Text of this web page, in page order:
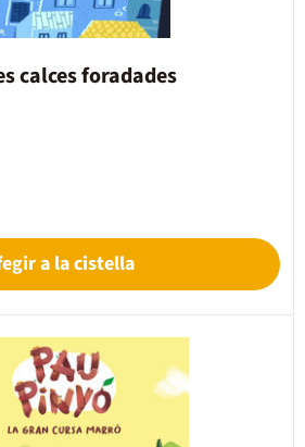
calces foradades
a la cistella